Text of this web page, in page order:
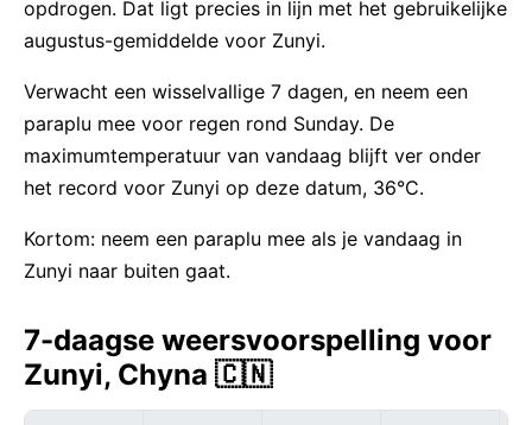
opdrogen. Dat ligt precies in lijn met het gebruikelijke
augustus-gemiddelde voor Zunyi.
Verwacht een wisselvallige 7 dagen, en neem een
paraplu mee voor regen rond Sunday. De
maximumtemperatuur van vandaag blijft ver onder
het record voor Zunyi op deze datum, 36°C.
Kortom: neem een paraplu mee als je vandaag in
Zunyi naar buiten gaat.
7-daagse weersvoorspelling voor
Zunyi, Chyna 🇨🇳